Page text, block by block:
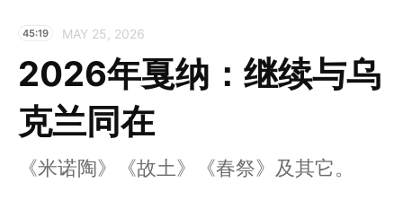
45:19 MAY 25, 2026
2026年戛纳：继续与乌
克兰同在
《米诺陶》《故土》《春祭》及其它。